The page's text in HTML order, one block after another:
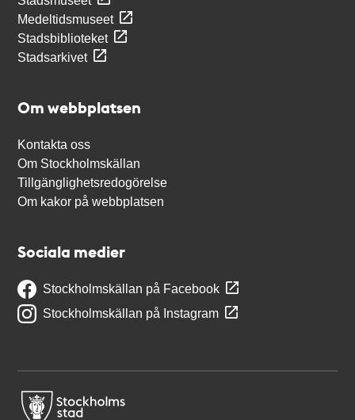
Medeltidsmuseet
Stadsbiblioteket
Stadsarkivet
Om webbplatsen
Kontakta oss
Om Stockholmskällan
Tillgänglighetsredogörelse
Om kakor på webbplatsen
Sociala medier
Stockholmskällan på Facebook
Stockholmskällan på Instagram